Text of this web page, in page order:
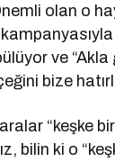
olan o
ve
bize
“keşke
bilin ki o